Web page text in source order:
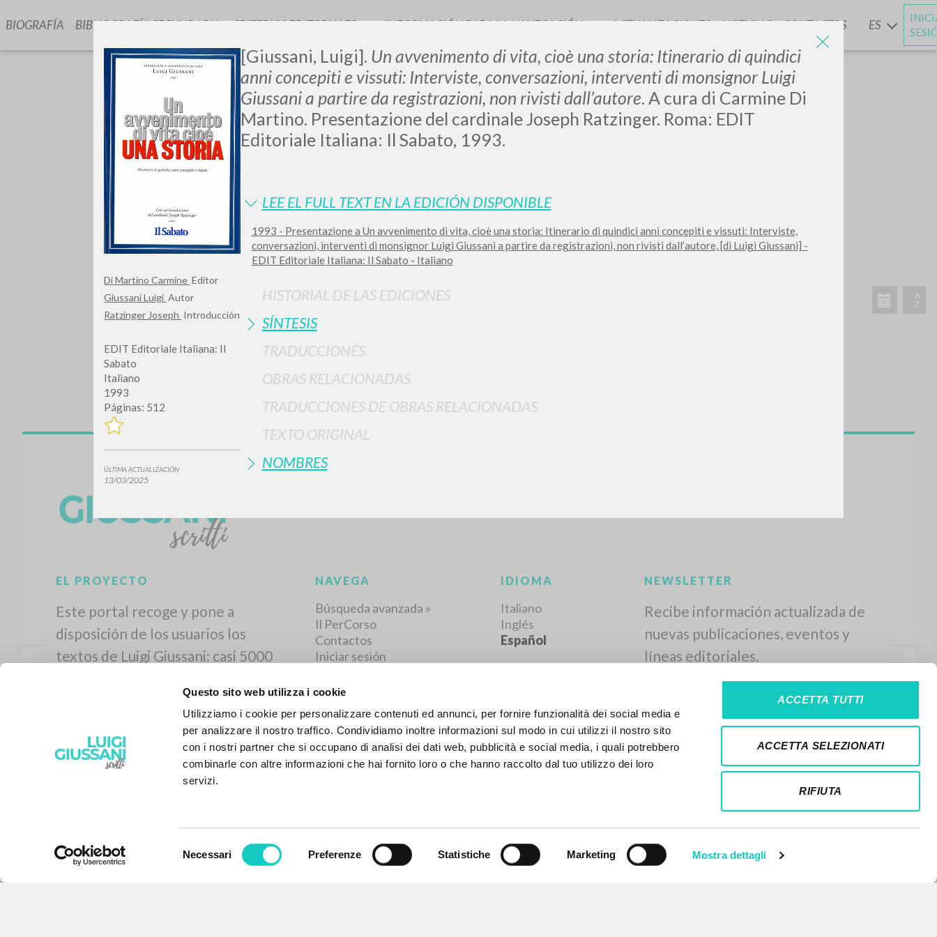
Questo sito web utilizza i cookie
Utilizziamo i cookie per personalizzare contenuti ed annunci, per fornire funzionalità dei social media e
per analizzare il nostro traffico. Condividiamo inoltre informazioni sul modo in cui utilizzi il nostro sito
con i nostri partner che si occupano di analisi dei dati web, pubblicità e social media, i quali potrebbero
combinarle con altre informazioni che hai fornito loro o che hanno raccolto dal tuo utilizzo dei loro
servizi.
Necessari Preferenze Statistiche Marketing Mostra dettagli
ACCETTA TUTTI
ACCETTA SELEZIONATI
RIFIUTA
Di Martino Carmine Editor
Giussani Luigi Autor
Ratzinger Joseph Introducción
EDIT Editoriale Italiana: Il
Sabato
Italiano
1993
Páginas: 512
ÚLTIMA ACTUALIZACIÓN
13/03/2025
[Giussani, Luigi]. Un avvenimento di vita, cioè una storia: Itinerario di quindici
anni concepiti e vissuti: Interviste, conversazioni, interventi di monsignor Luigi
Giussani a partire da registrazioni, non rivisti dall’autore. A cura di Carmine Di
Martino. Presentazione del cardinale Joseph Ratzinger. Roma: EDIT
Editoriale Italiana: Il Sabato, 1993.
LEE EL FULL TEXT EN LA EDICIÓN DISPONIBLE
1993 - Presentazione a Un avvenimento di vita, cioè una storia: Itinerario di quindici anni concepiti e vissuti: Interviste,
conversazioni, interventi di monsignor Luigi Giussani a partire da registrazioni, non rivisti dall’autore, [di Luigi Giussani] -
EDIT Editoriale Italiana: Il Sabato - Italiano
HISTORIAL DE LAS EDICIONES
SÍNTESIS
TRADUCCIONÉS
OBRAS RELACIONADAS
TRADUCCIONES DE OBRAS RELACIONADAS
TEXTO ORIGINAL
NOMBRES
LUIGI
GIUSSANI
scritti
BIOGRAFÍA BIBLIOGRAFÍA SECUNDARIA CRITERIOS EDITORIALES INFORMACIÓN PARA LA NAVEGACIÓN ACTUALIZACIONESYNOTICIAS CONTACTOS ES
Ver detalles por tipo
TIPOLOGÍA
RESULTADOS SUCESIVOS
EL PROYECTO NAVEGA IDIOMA NEWSLETTER